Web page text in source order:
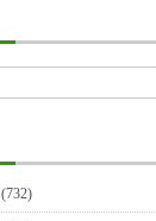
(732)